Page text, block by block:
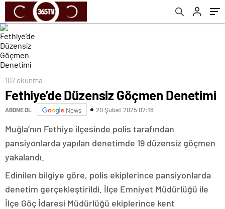
107 okunma
Fethiye’de Düzensiz Göçmen Denetimi
ABONE OL News 20 Şubat 2025 07:16
Muğla’nın Fethiye ilçesinde polis tarafından
pansiyonlarda yapılan denetimde 19 düzensiz göçmen
yakalandı.
Edinilen bilgiye göre, polis ekiplerince pansiyonlarda
denetim gerçekleştirildi. İlçe Emniyet Müdürlüğü ile
İlçe Göç İdaresi Müdürlüğü ekiplerince kent